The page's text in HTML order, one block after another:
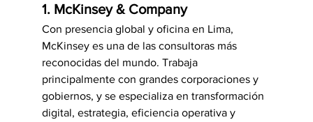
1. McKinsey & Company
Con presencia global y oficina en Lima,
McKinsey es una de las consultoras más
reconocidas del mundo. Trabaja
principalmente con grandes corporaciones y
gobiernos, y se especializa en transformación
digital, estrategia, eficiencia operativa y